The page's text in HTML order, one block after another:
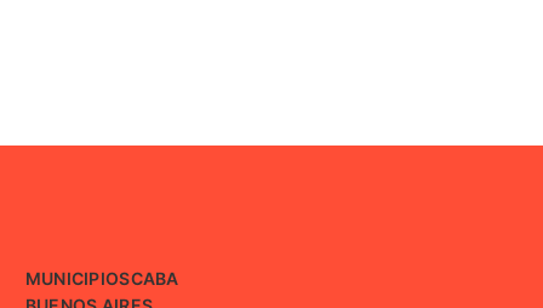
MUNICIPIOSCABA